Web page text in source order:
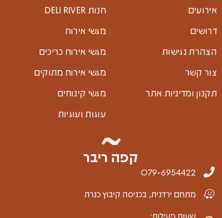
אירועים
דרושים
הצהרת נגישות
צור קשר
תקנון ומדיניות אתר
חנות DELI RIVER
מגשי אירוח
מגשי אירוח כריכים
מגשי אירוח מתוקים
מגשי קינוחים
עוגות ועוגיות
קפה ריבר
079-6954422
מתחם ירדנית, בכניסה קיבוץ כנרת
שעות פעילות: